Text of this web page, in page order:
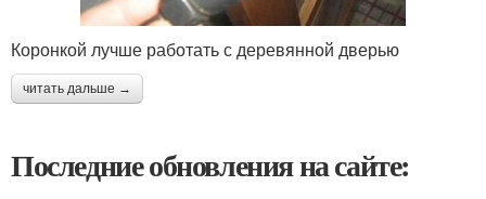
Коронкой лучше работать с деревянной дверью
читать дальше →
Последние обновления на сайте: